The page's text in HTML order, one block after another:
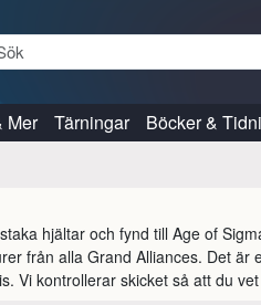
Mer Tärningar Böcker &
hjältar och fynd till Age of
från alla Grand Alliances. Det
Vi kontrollerar skicket så att du